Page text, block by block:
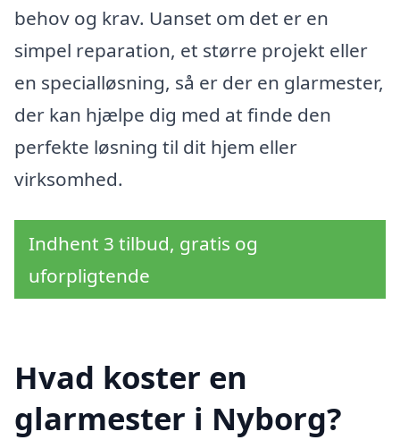
behov og krav. Uanset om det er en
simpel reparation, et større projekt eller
en specialløsning, så er der en glarmester,
der kan hjælpe dig med at finde den
perfekte løsning til dit hjem eller
virksomhed.
Indhent 3 tilbud, gratis og
uforpligtende
Hvad koster en
glarmester i Nyborg?